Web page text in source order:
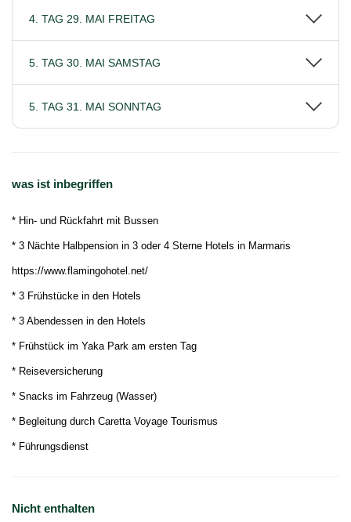
4. TAG 29. MAI FREITAG
5. TAG 30. MAI SAMSTAG
5. TAG 31. MAI SONNTAG
was ist inbegriffen
* Hin- und Rückfahrt mit Bussen
* 3 Nächte Halbpension in 3 oder 4 Sterne Hotels in Marmaris
https://www.flamingohotel.net/
* 3 Frühstücke in den Hotels
* 3 Abendessen in den Hotels
* Frühstück im Yaka Park am ersten Tag
* Reiseversicherung
* Snacks im Fahrzeug (Wasser)
* Begleitung durch Caretta Voyage Tourismus
* Führungsdienst
Nicht enthalten